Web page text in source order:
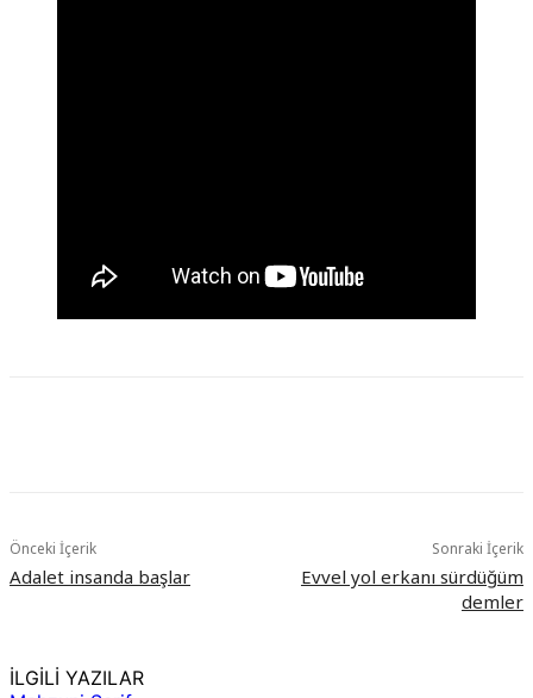
Önceki İçerik
Adalet insanda başlar
Sonraki İçerik
Evvel yol erkanı sürdüğüm
demler
İLGİLİ YAZILAR